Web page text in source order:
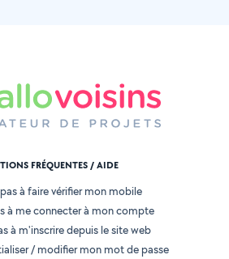
FRÉQUENTES / AIDE
à faire vérifier mon mobile
à me connecter à mon compte
à m'inscrire depuis le site web
/ modifier mon mot de passe